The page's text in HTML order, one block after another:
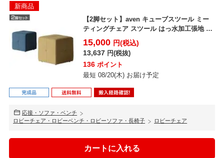
新商品
【2脚セット】aven キューブスツール ミー
ティングチェア スツール はっ水加工張地 ア
ジャスター...
15,000 円(税込)
13,637 円(税抜)
136 ポイント
最短 08/20(木) お届け予定
応接・ソファ・ベンチ
ロビーチェア・ロビーベンチ・ロビーソファ・長椅子
ロビーチェア